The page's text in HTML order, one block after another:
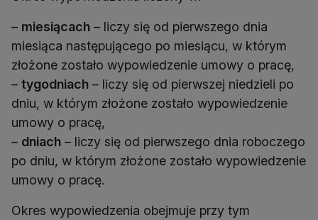
– miesiącach – liczy się od pierwszego dnia
miesiąca następującego po miesiącu, w którym
złożone zostało wypowiedzenie umowy o pracę,
– tygodniach – liczy się od pierwszej niedzieli po
dniu, w którym złożone zostało wypowiedzenie
umowy o pracę,
– dniach – liczy się od pierwszego dnia roboczego
po dniu, w którym złożone zostało wypowiedzenie
umowy o pracę.
Okres wypowiedzenia obejmuje przy tym